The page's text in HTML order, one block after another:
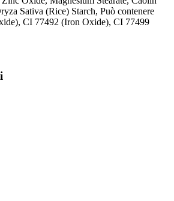
Sativa (Rice) Starch, Può contenere
CI 77492 (Iron Oxide), CI 77499